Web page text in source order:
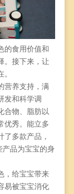
食用价值和
。接下来，让
养支持，满
发和科学调
合物、脂肪以
优秀。能立多
多款产品，
产品为宝宝的身
给宝宝带来
易被宝宝消化